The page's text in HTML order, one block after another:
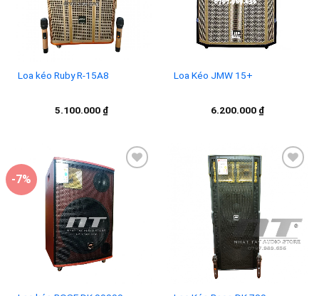
Loa kéo Ruby R-15A8
5.100.000 ₫
Loa Kéo JMW 15+
6.200.000 ₫
-7%